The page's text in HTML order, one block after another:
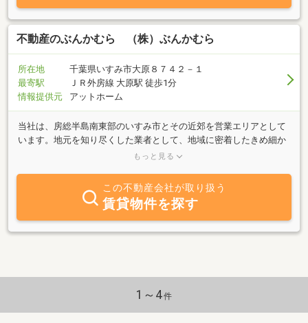
不動産のぶんかむら （株）ぶんかむら
所在地
千葉県いすみ市大原８７４２－１
最寄駅
ＪＲ外房線 大原駅 徒歩1分
情報提供元
アットホーム
当社は、房総半島南東部のいすみ市とその近郊を営業エリアとして
います。地元を知り尽くした業者として、地域に密着したきめ細か
いサービスを心掛け、「顧客第一」を基本にお客様をサポートしま
そが最も大切なことだと考えています。不動産の売買、仲介から、
注文建築、リフォーム、塗装工事まで、広範なサービスが強みで
す。英語に堪能なスタッフも常駐しています。どうぞ、お気軽にご
相談ください。
もっと見る
この不動産会社が取り扱う
賃貸物件を探す
1～4件